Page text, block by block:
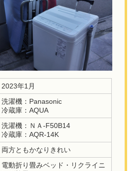
2023年1月
洗濯機：Panasonic
冷蔵庫：AQUA
洗濯機：ＮＡ-F50B14
冷蔵庫：AQR-14K
両方ともかなりきれい
電動折り畳みベッド・リクライニ